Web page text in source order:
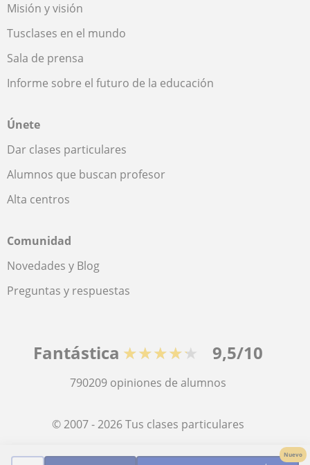
Nuevo
Misión y visión
Tusclases en el mundo
Sala de prensa
Informe sobre el futuro de la educación
Únete
Dar clases particulares
Alumnos que buscan profesor
Alta centros
Comunidad
Novedades y Blog
Preguntas y respuestas
Fantástica ★★★★★ 9,5/10
790209 opiniones de alumnos
© 2007 - 2026 Tus clases particulares
Mapa web:Profesores particulares